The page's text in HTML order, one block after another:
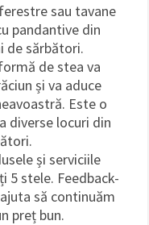
sau tavane
pandantive din
de sărbători.
de stea va
și va aduce
Este o
diverse locuri din
și serviciile
5 stele. Feedback-
să continuăm
preț bun.